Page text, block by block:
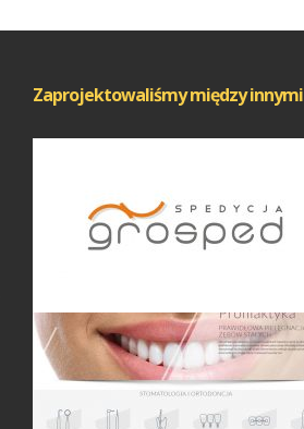
Zaprojektowaliśmy między innymi
Projekty logo